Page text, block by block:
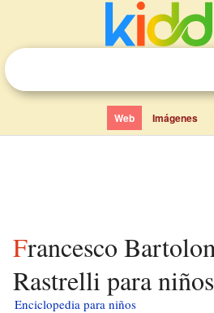
Web Imágenes
Francesco Bartolomeo
Rastrelli para niños
Enciclopedia para niños